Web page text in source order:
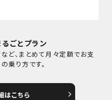
ごとプラン
ど、まとめて月々定額でお支
乗り方です。
はこちら